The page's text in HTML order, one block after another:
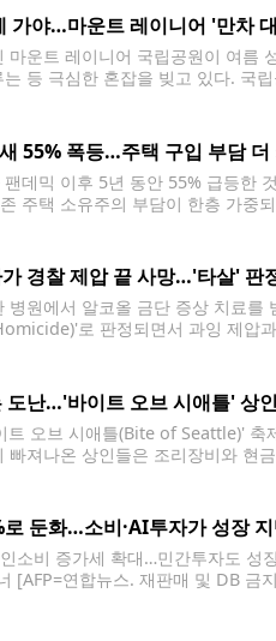
가야…마운트 레이니어 '만차
마운트 레이니어 국립공원이 여름
등 극심한 혼잡을 빚고 있다. 국
55% 폭등…주택 구입 부담 더
데믹 이후 5년 동안 55% 급등한
주택 소유주의 부담이 한층 가중
경찰 제압 끝 사망…'타살' 판
병원에서 알코올 금단 증상 치료
로 판정되면서 과잉 제압
도난…'바이트 오브 시애틀' 상
트 오브 시애틀(Bite of Seattle)'
빠져나온 상인들은 조리장비와 현
둔화…소비·AI투자가 성장
소비 증가세 확대…민간투자도
[AFP=연합뉴스. 재판매 및 DB